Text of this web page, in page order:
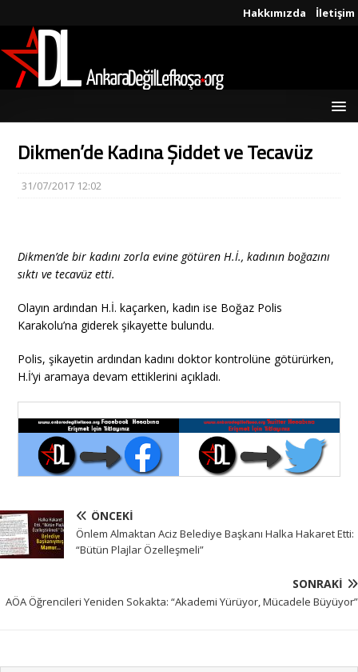
Hakkımızda İletişim
Dikmen’de Kadına Şiddet ve Tecavüz
31/07/2017 12:02
Dikmen’de bir kadını zorla evine götüren H.İ., kadının boğazını
sıktı ve tecavüz etti.
Olayın ardından H.İ. kaçarken, kadın ise Boğaz Polis
Karakolu’na giderek şikayette bulundu.
Polis, şikayetin ardından kadını doktor kontrolüne götürürken,
H.İ’yi aramaya devam ettiklerini açıkladı.
ÖNCEKI
Önlem Almaktan Aciz Belediye Başkanı Halka Hakaret Etti:
“Bütün Plajlar Özelleşmeli”
SONRAKI
AÖA Öğrencileri Yeniden Sokakta: “Akademi Yürüyor, Mücadele Büyüyor”